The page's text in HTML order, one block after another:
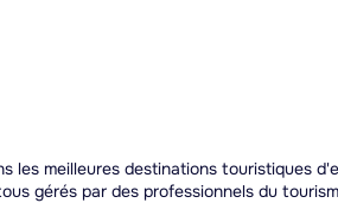
les meilleures destinations touristiques
gérés par des professionnels du